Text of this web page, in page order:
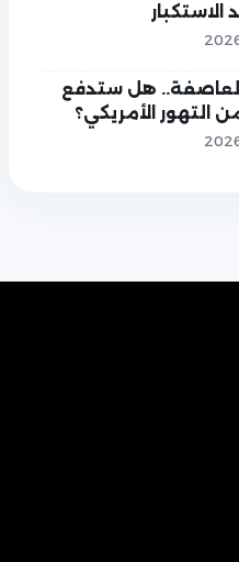
العاصفة.. هل ستدفع
التهور الأمريكي؟